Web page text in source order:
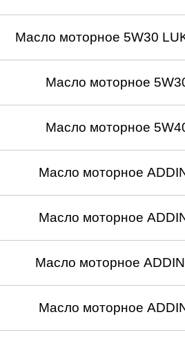
Масло моторное 5W30
Масло моторное
Масло моторное
Масло моторное
Масло моторное
Масло моторное
Масло моторное